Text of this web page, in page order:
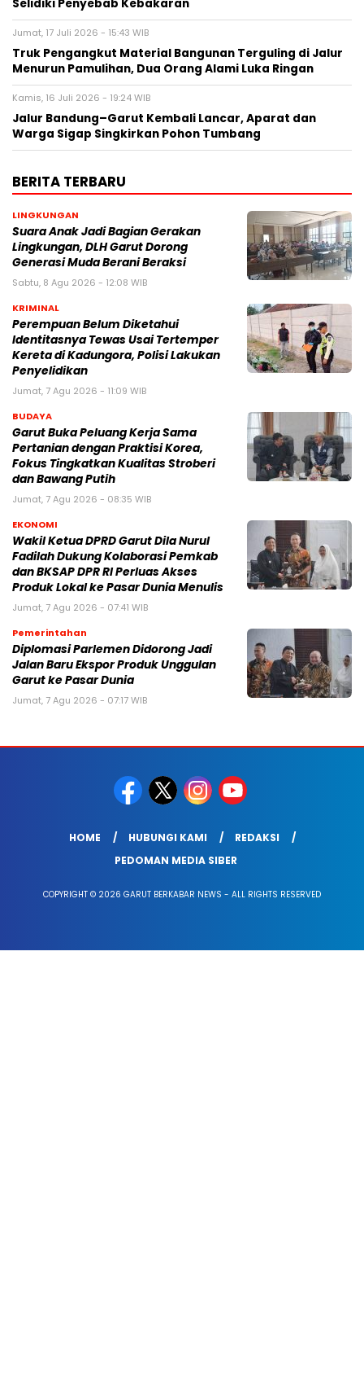
Selidiki Penyebab Kebakaran
Jumat, 17 Juli 2026 - 15:43 WIB
Truk Pengangkut Material Bangunan Terguling di Jalur
Menurun Pamulihan, Dua Orang Alami Luka Ringan
Kamis, 16 Juli 2026 - 19:24 WIB
Jalur Bandung–Garut Kembali Lancar, Aparat dan
Warga Sigap Singkirkan Pohon Tumbang
BERITA TERBARU
LINGKUNGAN
Suara Anak Jadi Bagian Gerakan
Lingkungan, DLH Garut Dorong
Generasi Muda Berani Beraksi
Sabtu, 8 Agu 2026 - 12:08 WIB
KRIMINAL
Perempuan Belum Diketahui
Identitasnya Tewas Usai Tertemper
Kereta di Kadungora, Polisi Lakukan
Penyelidikan
Jumat, 7 Agu 2026 - 11:09 WIB
BUDAYA
Garut Buka Peluang Kerja Sama
Pertanian dengan Praktisi Korea,
Fokus Tingkatkan Kualitas Stroberi
dan Bawang Putih
Jumat, 7 Agu 2026 - 08:35 WIB
EKONOMI
Wakil Ketua DPRD Garut Dila Nurul
Fadilah Dukung Kolaborasi Pemkab
dan BKSAP DPR RI Perluas Akses
Produk Lokal ke Pasar Dunia Menulis
Jumat, 7 Agu 2026 - 07:41 WIB
Pemerintahan
Diplomasi Parlemen Didorong Jadi
Jalan Baru Ekspor Produk Unggulan
Garut ke Pasar Dunia
Jumat, 7 Agu 2026 - 07:17 WIB
HOME HUBUNGI KAMI
REDAKSI
PEDOMAN MEDIA SIBER
COPYRIGHT © 2026 GARUT BERKABAR NEWS - ALL RIGHTS RESERVED